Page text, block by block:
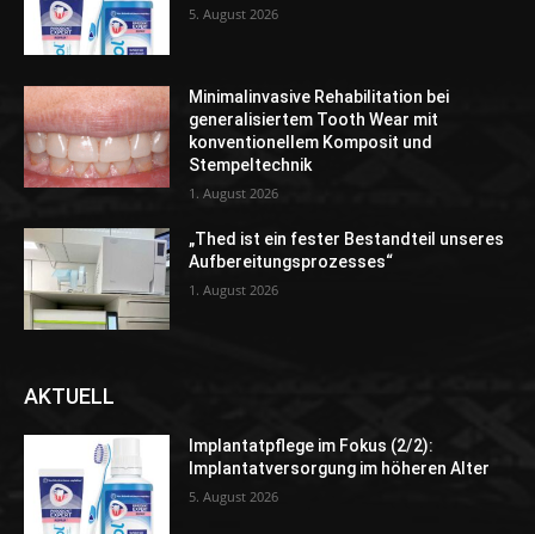
5. August 2026
Minimalinvasive Rehabilitation bei
generalisiertem Tooth Wear mit
konventionellem Komposit und
Stempeltechnik
1. August 2026
„Thed ist ein fester Bestandteil unseres
Aufbereitungsprozesses“
1. August 2026
AKTUELL
Implantatpflege im Fokus (2/2):
Implantatversorgung im höheren Alter
5. August 2026